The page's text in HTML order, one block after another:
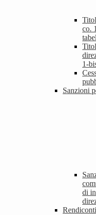
co.
1-
Sanzioni
di